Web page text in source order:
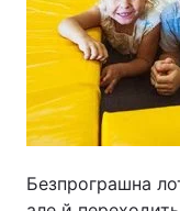
Безпрограшна